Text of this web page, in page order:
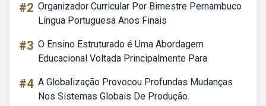
#2 Organizador Curricular Por Bimestre Pernambuco
Língua Portuguesa Anos Finais
#3 O Ensino Estruturado é Uma Abordagem
Educacional Voltada Principalmente Para
#4 A Globalização Provocou Profundas Mudanças
Nos Sistemas Globais De Produção.